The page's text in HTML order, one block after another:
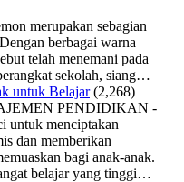
merupakan sebagian
berbagai warna
telah menemani pada
sekolah, siang…
untuk Belajar (2,268)
PENDIDIKAN -
untuk menciptakan
dan memberikan
bagi anak-anak.
belajar yang tinggi…